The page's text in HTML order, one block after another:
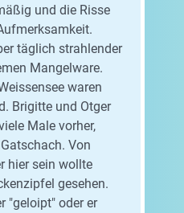
und die Risse
täglich strahlender
Mangelware.
waren
Brigitte und Otger
Male vorher,
Von
hier sein wollte
gesehen.
"geloipt" oder er